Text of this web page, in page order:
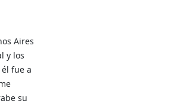
Aires
y los
fue a
su